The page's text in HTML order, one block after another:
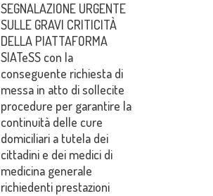
SEGNALAZIONE URGENTE
SULLE GRAVI CRITICITÀ
DELLA PIATTAFORMA
SIATeSS con la
conseguente richiesta di
messa in atto di sollecite
procedure per garantire la
continuità delle cure
domiciliari a tutela dei
cittadini e dei medici di
medicina generale
richiedenti prestazioni